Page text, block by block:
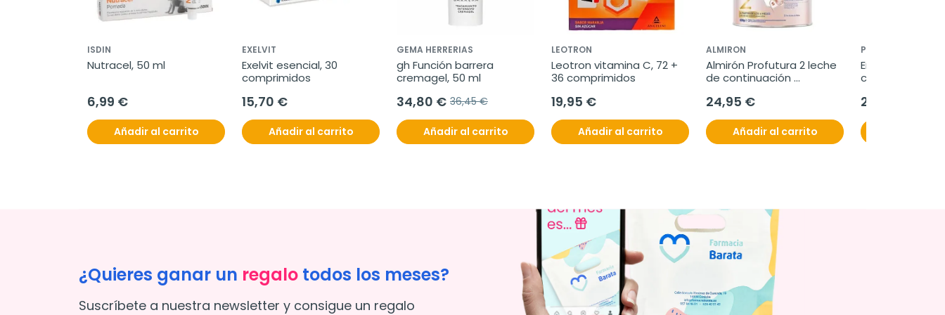
ISDIN
Nutracel, 50 ml
6,99 €
Añadir al carrito
EXELVIT
Exelvit esencial, 30
comprimidos
15,70 €
Añadir al carrito
GEMA HERRERIAS
gh Función barrera
cremagel, 50 ml
34,80 € 36,45 €
Añadir al carrito
LEOTRON
Leotron vitamina C, 72 +
36 comprimidos
19,95 €
Añadir al carrito
ALMIRON
Almirón Profutura 2 leche
de continuación
24,95 €
Añadir al carrito
PHARMA OTC
Energisil vigor
cápsulas
24,50 €
¿Quieres ganar un regalo todos los meses?
Suscríbete a nuestra newsletter y consigue un regalo